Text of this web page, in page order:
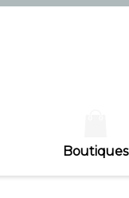
Boutiques